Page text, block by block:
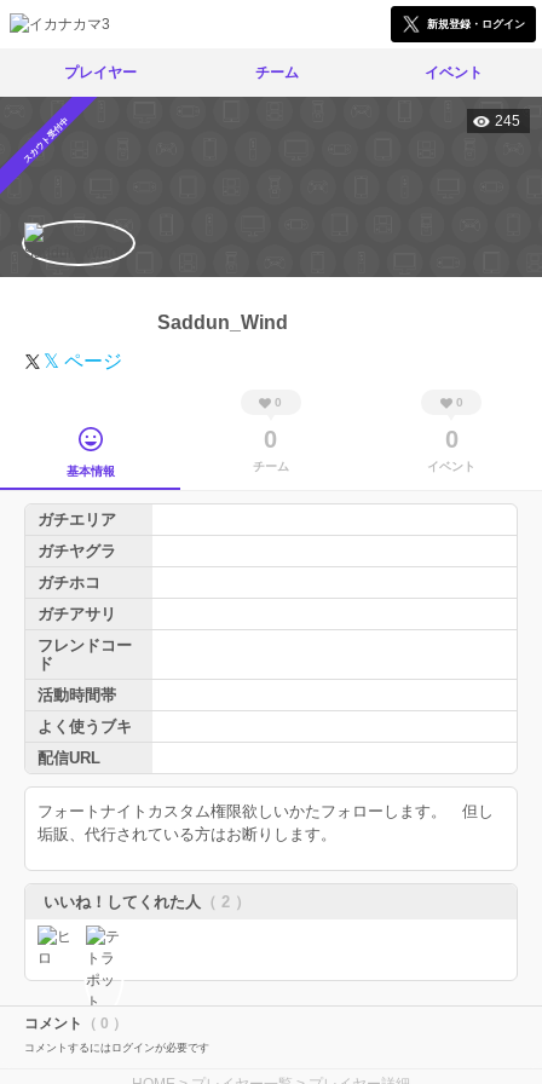
新規登録・ログイン
プレイヤー チーム イベント
スカウト受付中 245
Saddun_Wind
𝕏 ページ
基本情報
0
0
チーム
0
0
イベント
ガチエリア
ガチヤグラ
ガチホコ
ガチアサリ
フレンドコー
ド
活動時間帯
よく使うブキ
配信URL
フォートナイトカスタム権限欲しいかたフォローします。 但し
垢販、代行されている方はお断りします。
いいね！してくれた人 （ 2 ）
コメント （ 0 ）
コメントするにはログインが必要です